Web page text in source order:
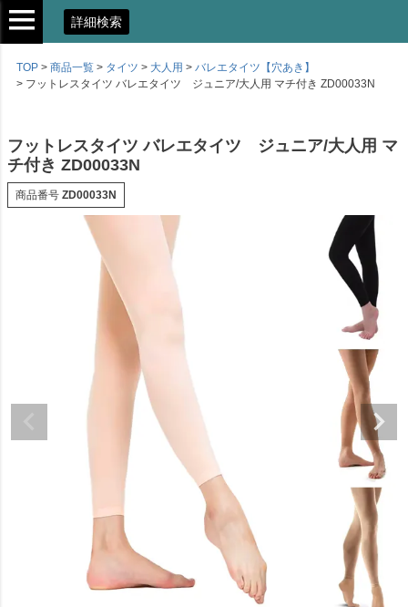
詳細検索
TOP 商品一覧 タイツ 大人用
バレエタイツ【穴あき】
フットレスタイツ バレエタイツ ジュニア/大人用 マチ付き ZD00033N
フットレスタイツ バレエタイツ ジュニア/大人用 マ
チ付き ZD00033N
商品番号 ZD00033N